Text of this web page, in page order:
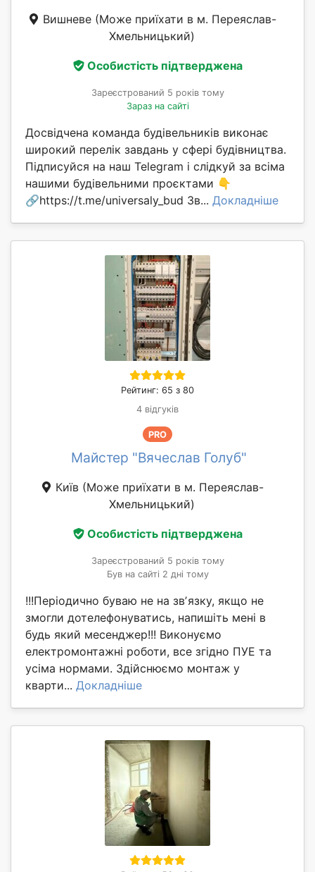
Вишневе (Може приїхати в м. Переяслав-
Хмельницький)
Особистість підтверджена
Зареєстрований 5 років тому
Зараз на сайті
Досвідчена команда будівельників виконає
широкий перелік завдань у сфері будівництва.
Підписуйся на наш Telegram і слідкуй за всіма
нашими будівельними проєктами 👇
🔗https://t.me/universaly_bud Зв... Докладніше
Рейтинг: 65 з 80
4 відгуків
PRO
Майстер "Вячеслав Голуб"
Київ (Може приїхати в м. Переяслав-
Хмельницький)
Особистість підтверджена
Зареєстрований 5 років тому
Був на сайті 2 дні тому
!!!Періодично буваю не на звʼязку, якщо не
змогли дотелефонуватись, напишіть мені в
будь який месенджер!!! Виконуємо
електромонтажні роботи, все згідно ПУЕ та
усіма нормами. Здійснюємо монтаж у
кварти... Докладніше